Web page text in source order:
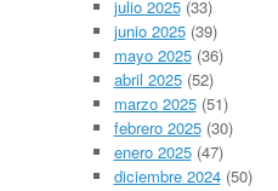
julio 2025(33)
junio 2025(39)
mayo 2025(36)
abril 2025(52)
marzo 2025(51)
febrero 2025(30)
enero 2025(47)
diciembre 2024(50)